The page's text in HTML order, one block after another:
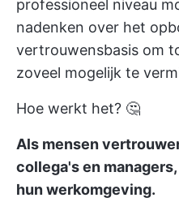
professioneel niveau
nadenken over het
vertrouwensbasis om
zoveel mogelijk te
Hoe werkt het? 🤔
Als mensen
collega's en
hun werkomgeving.